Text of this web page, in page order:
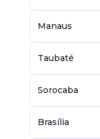
Manaus
Taubaté
Sorocaba
Brasília